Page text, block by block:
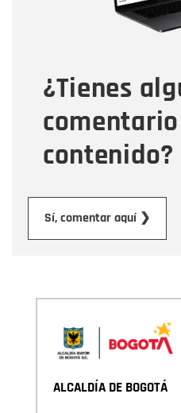
¿Tienes
contenido?
Sí, comentar aquí ❯
Tipo de comentario
Mensaje
ALCALDÍA DE BOGOTÁ